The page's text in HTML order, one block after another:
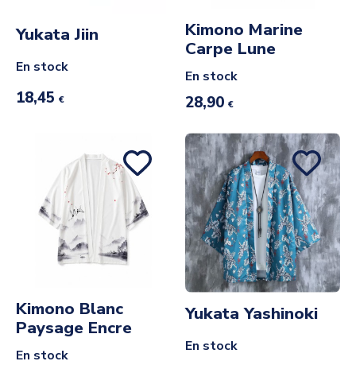
Yukata Jiin
En stock
18,45 €
Kimono Marine
Carpe Lune
En stock
28,90 €
Kimono Blanc
Paysage Encre
En stock
Yukata Yashinoki
En stock